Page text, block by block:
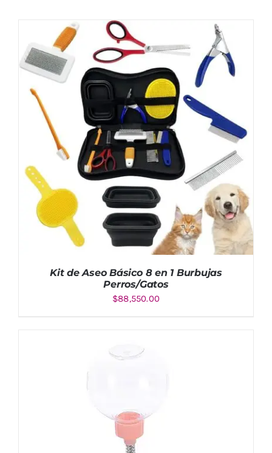
Kit de Aseo Básico 8 en 1 Burbujas
Perros/Gatos
$88,550.00